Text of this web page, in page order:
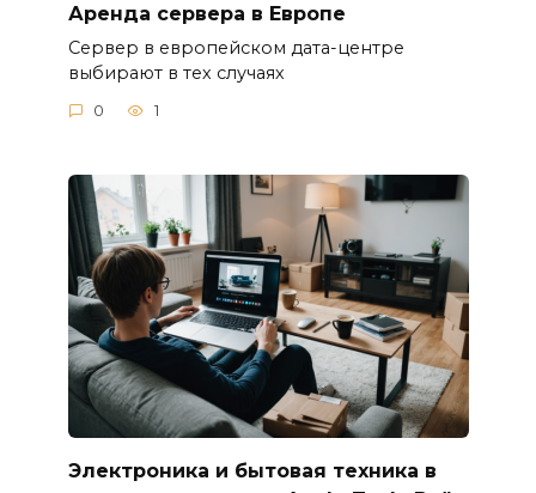
Аренда сервера в Европе
Сервер в европейском дата-центре
выбирают в тех случаях
0 1
Электроника и бытовая техника в